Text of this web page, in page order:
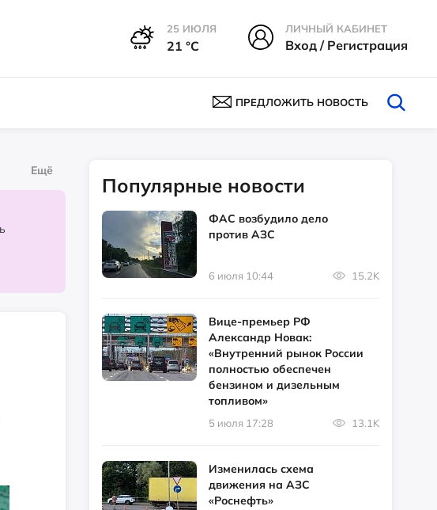
25 ИЮЛЯ
21 °С
ЛИЧНЫЙ КАБИНЕТ
Вход / Регистрация
ПРЕДЛОЖИТЬ НОВОСТЬ
Ещё
Популярные новости
ФАС возбудило дело
против АЗС
6 июля 10:44 15.2K
Вице-премьер РФ
Александр Новак:
«Внутренний рынок России
полностью обеспечен
бензином и дизельным
топливом»
5 июля 17:28 13.1K
Изменилась схема
движения на АЗС
«Роснефть»